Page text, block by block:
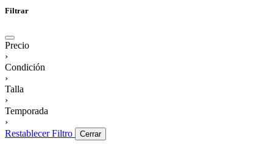
Filtrar
Precio
›
Condición
›
Talla
›
Temporada
›
Restablecer Filtro
Cerrar